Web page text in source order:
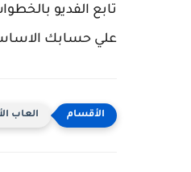
تابع الفديو
علي حسابك
العاب